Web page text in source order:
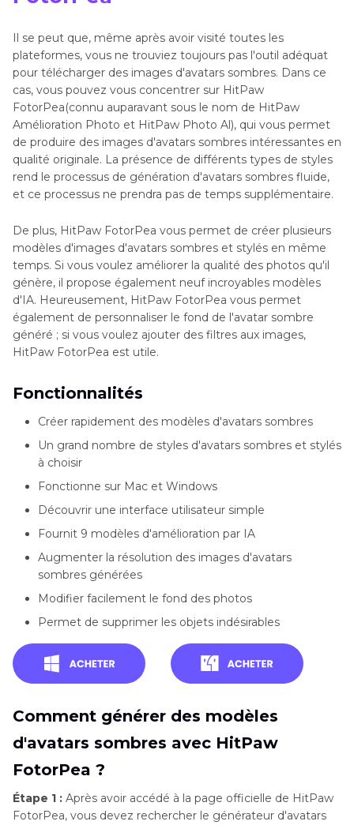
Il se peut que, même après avoir visité toutes les
plateformes, vous ne trouviez toujours pas l'outil adéquat
pour télécharger des images d'avatars sombres. Dans ce
cas, vous pouvez vous concentrer sur HitPaw
FotorPea(connu auparavant sous le nom de HitPaw
Amélioration Photo et HitPaw Photo Al), qui vous permet
de produire des images d'avatars sombres intéressantes en
qualité originale. La présence de différents types de styles
rend le processus de génération d'avatars sombres fluide,
et ce processus ne prendra pas de temps supplémentaire.
De plus, HitPaw FotorPea vous permet de créer plusieurs
modèles d'images d'avatars sombres et stylés en même
temps. Si vous voulez améliorer la qualité des photos qu'il
génère, il propose également neuf incroyables modèles
d'IA. Heureusement, HitPaw FotorPea vous permet
également de personnaliser le fond de l'avatar sombre
généré ; si vous voulez ajouter des filtres aux images,
HitPaw FotorPea est utile.
Fonctionnalités
Créer rapidement des modèles d'avatars sombres
Un grand nombre de styles d'avatars sombres et stylés
à choisir
Fonctionne sur Mac et Windows
Découvrir une interface utilisateur simple
Fournit 9 modèles d'amélioration par IA
Augmenter la résolution des images d'avatars
sombres générées
Modifier facilement le fond des photos
Permet de supprimer les objets indésirables
Comment générer des modèles
d'avatars sombres avec HitPaw
FotorPea ?
Étape 1 : Après avoir accédé à la page officielle de HitPaw
FotorPea, vous devez rechercher le générateur d'avatars